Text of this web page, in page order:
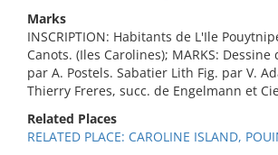
Marks
INSCRIPTION: Habitants de L'Ile
Canots. (Iles Carolines); MARKS:
par A. Postels. Sabatier Lith Fig. par V.
Thierry Freres, succ. de Engelmann et
Related Places
RELATED PLACE: CAROLINE ISLAND,